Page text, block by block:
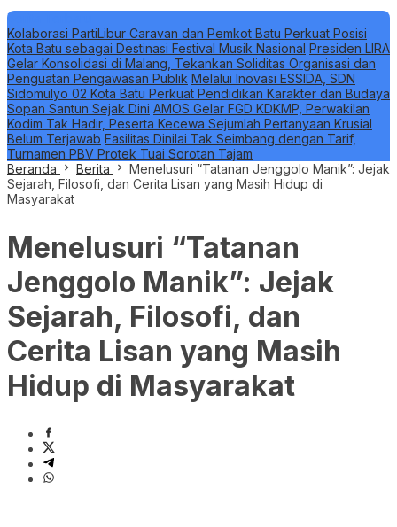
Berita Terbaru
Kolaborasi PartiLibur Caravan dan Pemkot Batu Perkuat Posisi
Kota Batu sebagai Destinasi Festival Musik Nasional Presiden LIRA
Gelar Konsolidasi di Malang, Tekankan Soliditas Organisasi dan
Penguatan Pengawasan Publik Melalui Inovasi ESSIDA, SDN
Sidomulyo 02 Kota Batu Perkuat Pendidikan Karakter dan Budaya
Sopan Santun Sejak Dini AMOS Gelar FGD KDKMP, Perwakilan
Kodim Tak Hadir, Peserta Kecewa Sejumlah Pertanyaan Krusial
Belum Terjawab Fasilitas Dinilai Tak Seimbang dengan Tarif,
Turnamen PBV Protek Tuai Sorotan Tajam
Beranda
Berita
Menelusuri “Tatanan Jenggolo Manik”: Jejak
Sejarah, Filosofi, dan Cerita Lisan yang Masih Hidup di
Masyarakat
Menelusuri “Tatanan
Jenggolo Manik”: Jejak
Sejarah, Filosofi, dan
Cerita Lisan yang Masih
Hidup di Masyarakat